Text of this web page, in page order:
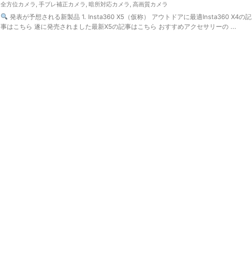
全方位カメラ , 手ブレ補正カメラ , 暗所対応カメラ , 高画質カメラ
発表が予想される新製品 1. Insta360 X5（仮称） アウトドアに最適Insta360 X4の記
事はこちら 遂に発売されました最新X5の記事はこちら おすすめアクセサリーの ...